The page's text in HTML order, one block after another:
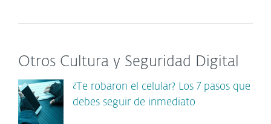
Otros Cultura y Seguridad Digital
¿Te robaron el celular? Los 7 pasos que
debes seguir de inmediato